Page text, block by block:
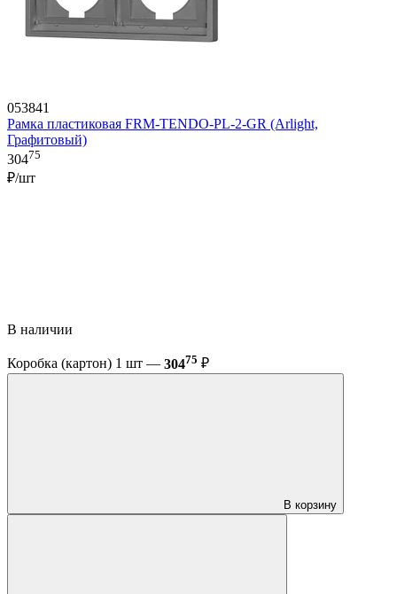
053841
Рамка пластиковая FRM-TENDO-PL-2-GR (Arlight,
Графитовый)
30475
₽/шт
В наличии
Коробка (картон) 1 шт — 30475 ₽
В корзину